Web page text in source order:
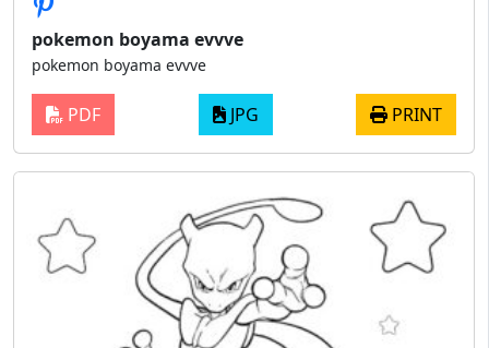
pokemon boyama evvve
pokemon boyama evvve
PDF JPG PRINT